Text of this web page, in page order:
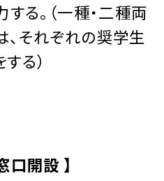
る。（一種・二種両
それぞれの奨学生
る）
口開設 】